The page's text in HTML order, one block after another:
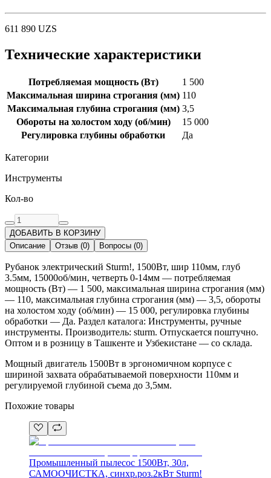
611 890 UZS
Технические характеристики
Потребляемая мощность (Вт)
1 500
Максимальная ширина строгания (мм) 110
Максимальная глубина строгания (мм) 3,5
Обороты на холостом ходу (об/мин)
15 000
Регулировка глубины обработки
Да
Категории
Инструменты
Кол-во
ДОБАВИТЬ В КОРЗИНУ
Описание
Отзыв (0) Вопросы (0)
Рубанок электрический Sturm!, 1500Вт, шир 110мм, глуб
3.5мм, 15000об/мин, четверть 0-14мм — потребляемая
мощность (Вт) — 1 500, максимальная ширина строгания (мм)
— 110, максимальная глубина строгания (мм) — 3,5, обороты
на холостом ходу (об/мин) — 15 000, регулировка глубины
обработки — Да. Раздел каталога: Инструменты, ручные
инструменты. Производитель: sturm. Отпускается поштучно.
Оптом и в розницу в Ташкенте и Узбекистане — со склада.
Мощный двигатель 1500Вт в эргономичном корпусе с
шириной захвата обрабатываемой поверхности 110мм и
регулируемой глубиной съема до 3,5мм.
Похожие товары
Промышленный пылесос 1500Вт, 30л,
САМООЧИСТКА, синхр.роз.2кВт Sturm!